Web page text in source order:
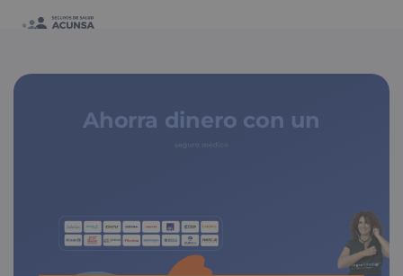
Ahorra dinero con un